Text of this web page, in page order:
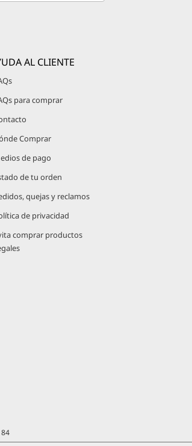
AL CLIENTE
para comprar
Comprar
de pago
de tu orden
quejas y reclamos
de privacidad
comprar productos